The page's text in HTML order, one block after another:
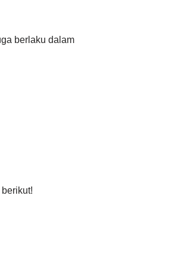
berlaku dalam